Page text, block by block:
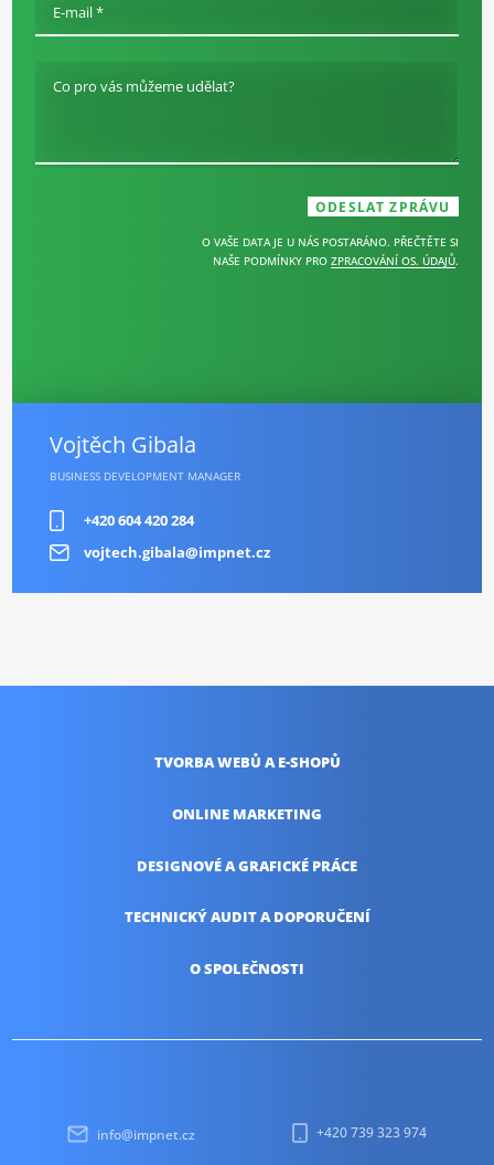
E-mail *
Co pro vás můžeme udělat?
O VAŠE DATA JE U NÁS POSTARÁNO. PŘEČTĚTE SI
NAŠE PODMÍNKY PRO ZPRACOVÁNÍ OS. ÚDAJŮ.
Vojtěch Gibala
BUSINESS DEVELOPMENT MANAGER
+420 604 420 284
vojtech.gibala@impnet.cz
TVORBA WEBŮ A E-SHOPŮ
ONLINE MARKETING
DESIGNOVÉ AGRAFICKÉ PRÁCE
TECHNICKÝ AUDITA DOPORUČENÍ
O SPOLEČNOSTI
info@impnet.cz +420 739 323 974